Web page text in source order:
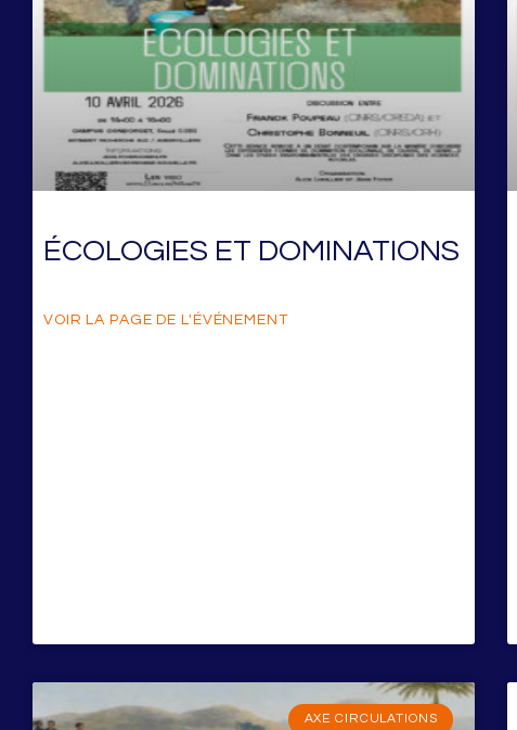
ÉCOLOGIES ET DOMINATIONS
VOIR LA PAGE DE L'ÉVÉNEMENT
AXE CIRCULATIONS